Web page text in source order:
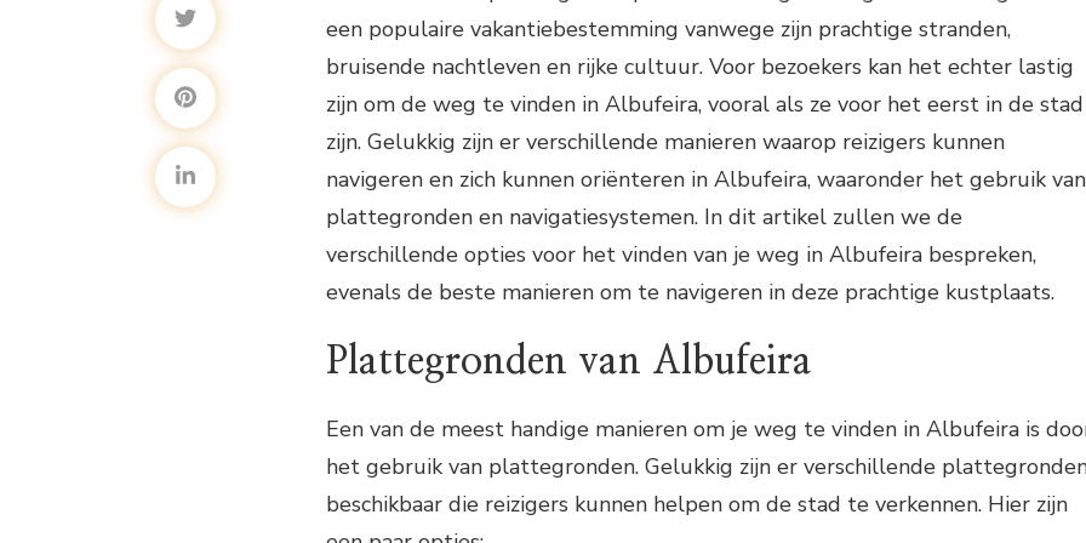
een populaire vakantiebestemming vanwege zijn prachtige stranden,
bruisende nachtleven en rijke cultuur. Voor bezoekers kan het echter lastig
zijn om de weg te vinden in Albufeira, vooral als ze voor het eerst in de stad
zijn. Gelukkig zijn er verschillende manieren waarop reizigers kunnen
navigeren en zich kunnen oriënteren in Albufeira, waaronder het gebruik van
plattegronden en navigatiesystemen. In dit artikel zullen we de
verschillende opties voor het vinden van je weg in Albufeira bespreken,
evenals de beste manieren om te navigeren in deze prachtige kustplaats.
Plattegronden van Albufeira
Een van de meest handige manieren om je weg te vinden in Albufeira is
het gebruik van plattegronden. Gelukkig zijn er verschillende
beschikbaar die reizigers kunnen helpen om de stad te verkennen. Hier zijn